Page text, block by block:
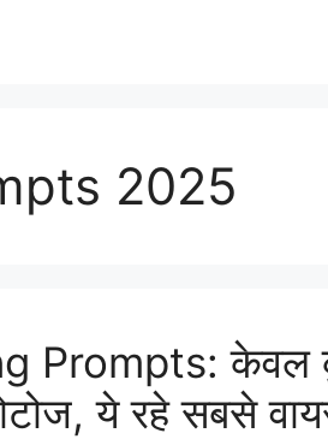
2025
Prompts:
ये रहे सबसे